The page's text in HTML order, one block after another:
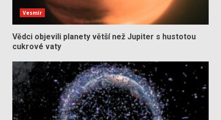
Vesmír
Vědci objevili planety větší než Jupiter s hustotou
cukrové vaty